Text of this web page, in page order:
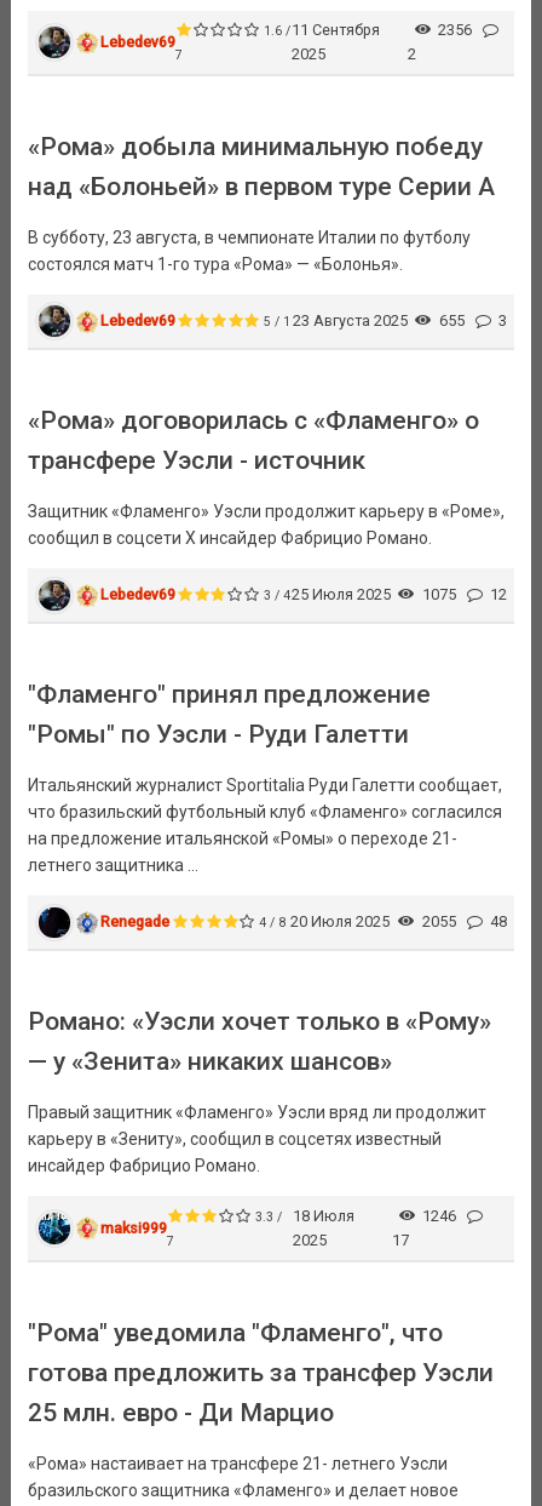
Lebedev69
1.6 /
7
11 Сентября
2025
2356
2
«Рома» добыла минимальную победу
над «Болоньей» в первом туре Серии А
В субботу, 23 августа, в чемпионате Италии по футболу
состоялся матч 1-го тура «Рома» — «Болонья».
Lebedev69 5 / 1 23 Августа 2025 655 3
«Рома» договорилась с «Фламенго» о
трансфере Уэсли - источник
Защитник «Фламенго» Уэсли продолжит карьеру в «Роме»,
сообщил в соцсети X инсайдер Фабрицио Романо.
Lebedev69 3 / 425 Июля 2025 1075 12
"Фламенго" принял предложение
"Ромы" по Уэсли - Руди Галетти
Итальянский журналист Sportitalia Руди Галетти сообщает,
что бразильский футбольный клуб «Фламенго» согласился
на предложение итальянской «Ромы» о переходе 21-
летнего защитника ...
Renegade 4 / 8 20 Июля 2025 2055 48
Романо: «Уэсли хочет только в «Рому»
— у «Зенита» никаких шансов»
Правый защитник «Фламенго» Уэсли вряд ли продолжит
карьеру в «Зениту», сообщил в соцсетях известный
инсайдер Фабрицио Романо.
maksi999
3.3 /
7
18 Июля
2025
1246
17
"Рома" уведомила "Фламенго", что
готова предложить за трансфер Уэсли
25 млн. евро - Ди Марцио
«Рома» настаивает на трансфере 21- летнего Уэсли
бразильского защитника «Фламенго» и делает новое